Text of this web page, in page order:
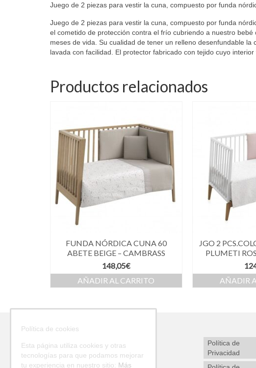
Juego de 2 piezas para vestir la cuna, compuesto por funda
Juego de 2 piezas para vestir la cuna, compuesto por funda
el cometido de protección contra el frío cubriendo a nuestro
meses de vida. Su cualidad de tener un relleno desenfundable
lavada con facilidad. El protector fabricado con tejido cuyo
Productos relacionados
FUNDA NÓRDICA CUNA 60
ABETE BEIGE – CAMBRASS
148,05€
AÑADIR AL CARRITO
JGO 2
PLUMETI
AÑADIR
Política de
Privacidad
Política de cookies
Esta página utiliza cookies y otras
tecnologías para que podamos mejorar
tu experiencia en nuestro sitio: Más